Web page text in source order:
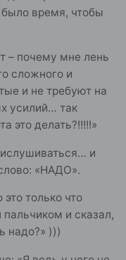
время, чтобы
– почему мне лень
сложного и
и не требуют на
усилий… так
это делать?!!!!!»
и
«НАДО».
только что
пальчиком и сказал,
надо?» )))